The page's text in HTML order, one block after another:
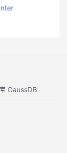
GaussDB